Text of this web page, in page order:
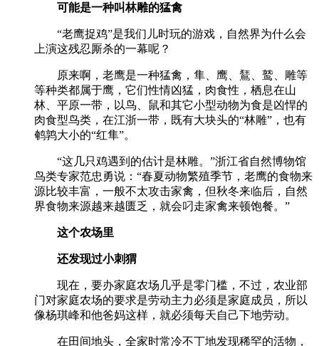
可能是一种叫林雕的猛禽
“老鹰捉鸡”是我们儿时玩的游戏，自然界为什么会
上演这残忍厮杀的一幕呢？
原来啊，老鹰是一种猛禽，隼、鹰、鵟、鹫、雕等
等种类都属于鹰，它们性情凶猛，肉食性，栖息在山
林、平原一带，以鸟、鼠和其它小型动物为食是凶悍的
肉食型鸟类，在江浙一带，既有大块头的“林雕”，也有
鹌鹑大小的“红隼”。
“这几只鸡遇到的估计是林雕。”浙江省自然博物馆
鸟类专家范忠勇说：“春夏动物繁殖季节，老鹰的食物来
源比较丰富，一般不太攻击家禽，但秋冬来临后，自然
界食物来源越来越匮乏，就会叼走家禽来顿饱餐。”
这个农场里
还发现过小刺猬
现在，要办家庭农场几乎是零门槛，不过，农业部
门对家庭农场的要求是劳动主力必须是家庭成员，所以
像杨琪峰和他爸妈这样，就必须每天自己下地劳动。
在田间地头，全家时常冷不丁地发现稀罕的活物，